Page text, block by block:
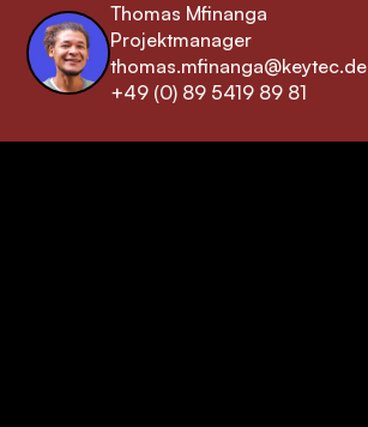
Thomas Mfinanga
Projektmanager
thomas.mfinanga@keytec.de
+49 (0) 89 5419 89 81